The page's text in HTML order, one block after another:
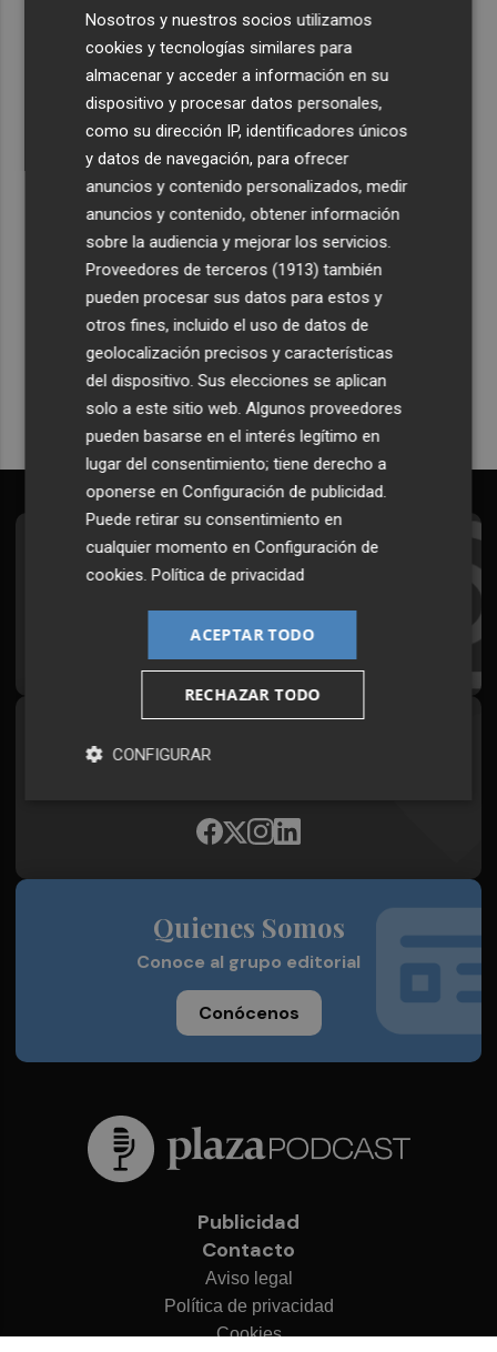
junio en Comunitat Valenciana hasta los 17,4 millones
El CEIP Rosa Serrano de Paiporta recibe la visita del
equipo técnico que ejecutará las obras del forjado
Recibe toda la actualidad de
Plaza Podcast en tu correo
Quiero suscribirme
Suscríbete al Boletín
¡Quiero suscribirme!
Síguenos en redes
Quienes Somos
Conoce al grupo editorial
Conócenos
Publicidad
Contacto
Aviso legal
Política de privacidad
Cookies
Nosotros y nuestros socios utilizamos
cookies y tecnologías similares para
almacenar y acceder a información en su
dispositivo y procesar datos personales,
como su dirección IP, identificadores únicos
y datos de navegación, para ofrecer
anuncios y contenido personalizados, medir
anuncios y contenido, obtener información
sobre la audiencia y mejorar los servicios.
Proveedores de terceros (1913) también
pueden procesar sus datos para estos y
otros fines, incluido el uso de datos de
geolocalización precisos y características
del dispositivo. Sus elecciones se aplican
solo a este sitio web. Algunos proveedores
pueden basarse en el interés legítimo en
lugar del consentimiento; tiene derecho a
oponerse enConfiguración de publicidad.
Puede retirar su consentimiento en
cualquier momento enConfiguración de
cookies.Política de privacidad
ACEPTAR TODO
RECHAZAR TODO
CONFIGURAR